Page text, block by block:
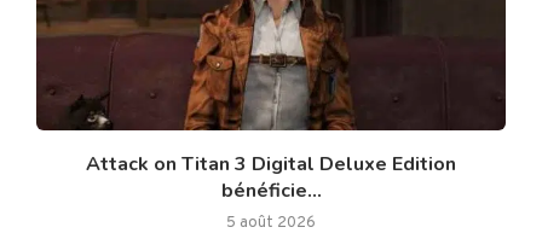
Attack on Titan 3 Digital Deluxe Edition
bénéficie...
5 août 2026